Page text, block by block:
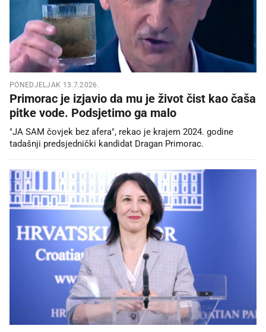
PONEDJELJAK 13.7.2026.
Primorac je izjavio da mu je život čist kao čaša
pitke vode. Podsjetimo ga malo
"JA SAM čovjek bez afera", rekao je krajem 2024. godine
tadašnji predsjednički kandidat Dragan Primorac.